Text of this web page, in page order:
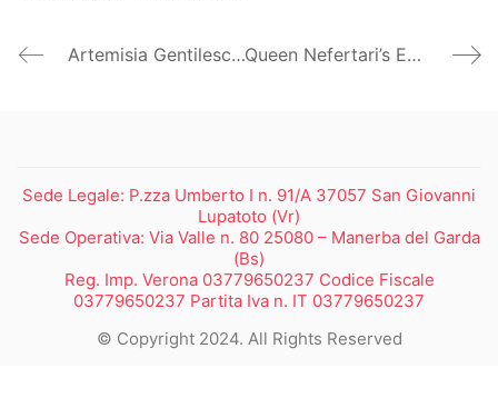
Artemisia Gentileschi, Rijksmuseum Twenthe, Enschede. Netherlands Queen Nefertari’s Egypt, Kimbell Art Museum, Fort Worth, Texas
Sede Legale: P.zza Umberto I n. 91/A 37057 San Giovanni
Lupatoto (Vr)
Sede Operativa: Via Valle n. 80 25080 – Manerba del Garda
(Bs)
Reg. Imp. Verona 03779650237 Codice Fiscale
03779650237 Partita Iva n. IT 03779650237
© Copyright 2024. All Rights Reserved